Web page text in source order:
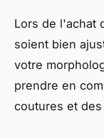
Lors de l'achat
soient bien
votre
prendre en
coutures et